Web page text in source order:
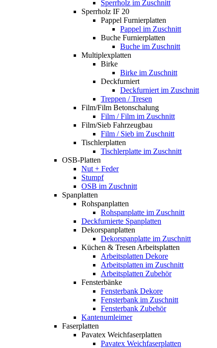
Sperrholz im Zuschnitt
Sperrholz IF 20
Pappel Furnierplatten
Pappel im Zuschnitt
Buche Furnierplatten
Buche im Zuschnitt
Multiplexplatten
Birke
Birke im Zuschnitt
Deckfurniert
Deckfurniert im Zuschnitt
Treppen / Tresen
Film/Film Betonschalung
Film / Film im Zuschnitt
Film/Sieb Fahrzeugbau
Film / Sieb im Zuschnitt
Tischlerplatten
Tischlerplatte im Zuschnitt
OSB-Platten
Nut + Feder
Stumpf
OSB im Zuschnitt
Spanplatten
Rohspanplatten
Rohspanplatte im Zuschnitt
Deckfurnierte Spanplatten
Dekorspanplatten
Dekorspanplatte im Zuschnitt
Küchen & Tresen Arbeitsplatten
Arbeitsplatten Dekore
Arbeitsplatten im Zuschnitt
Arbeitsplatten Zubehör
Fensterbänke
Fensterbank Dekore
Fensterbank im Zuschnitt
Fensterbank Zubehör
Kantenumleimer
Faserplatten
Pavatex Weichfaserplatten
Pavatex Weichfaserplatten